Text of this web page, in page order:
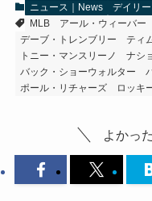
ニュース｜News
デイリ
MLB
アール・ウィーバー
デーブ・トレンブリー
ティ
トニー・マンスリーノ
ナシ
バック・ショーウォルター
ポール・リチャーズ
ロッキ
よかっ